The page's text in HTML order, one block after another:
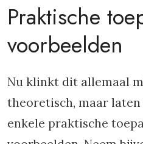
Praktische
voorbeelden
Nu klinkt dit allemaal
theoretisch, maar
enkele praktische